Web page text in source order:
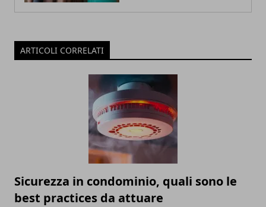
ARTICOLI CORRELATI
Sicurezza in condominio, quali sono le
best practices da attuare